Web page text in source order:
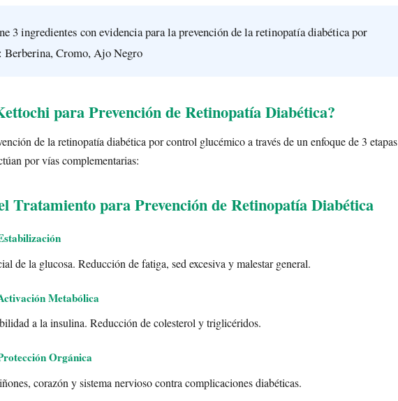
3 ingredientes con evidencia para la prevención de la retinopatía diabética por
Cromo, Ajo Negro
para Prevención de Retinopatía Diabética?
de la retinopatía diabética por control glucémico a través de un enfoque de 3 etapas
por vías complementarias:
Tratamiento para Prevención de Retinopatía Diabética
de la glucosa. Reducción de fatiga, sed excesiva y malestar general.
Metabólica
a la insulina. Reducción de colesterol y triglicéridos.
Orgánica
corazón y sistema nervioso contra complicaciones diabéticas.